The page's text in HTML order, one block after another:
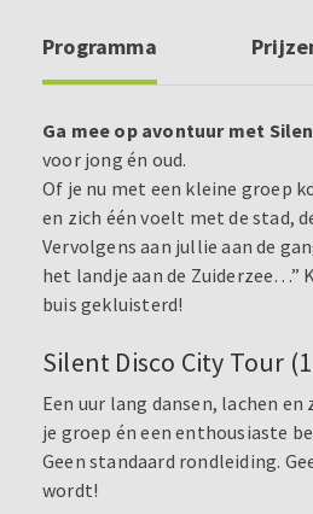
Programma
Ga mee op avontuur met
voor jong én oud.
Of je nu met een kleine groep
en zich één voelt met de stad,
Vervolgens aan jullie aan de
het landje aan de Zuiderzee…”
buis gekluisterd!
Silent Disco City Tour
Een uur lang dansen, lachen
je groep én een enthousiaste
Geen standaard rondleiding.
wordt!